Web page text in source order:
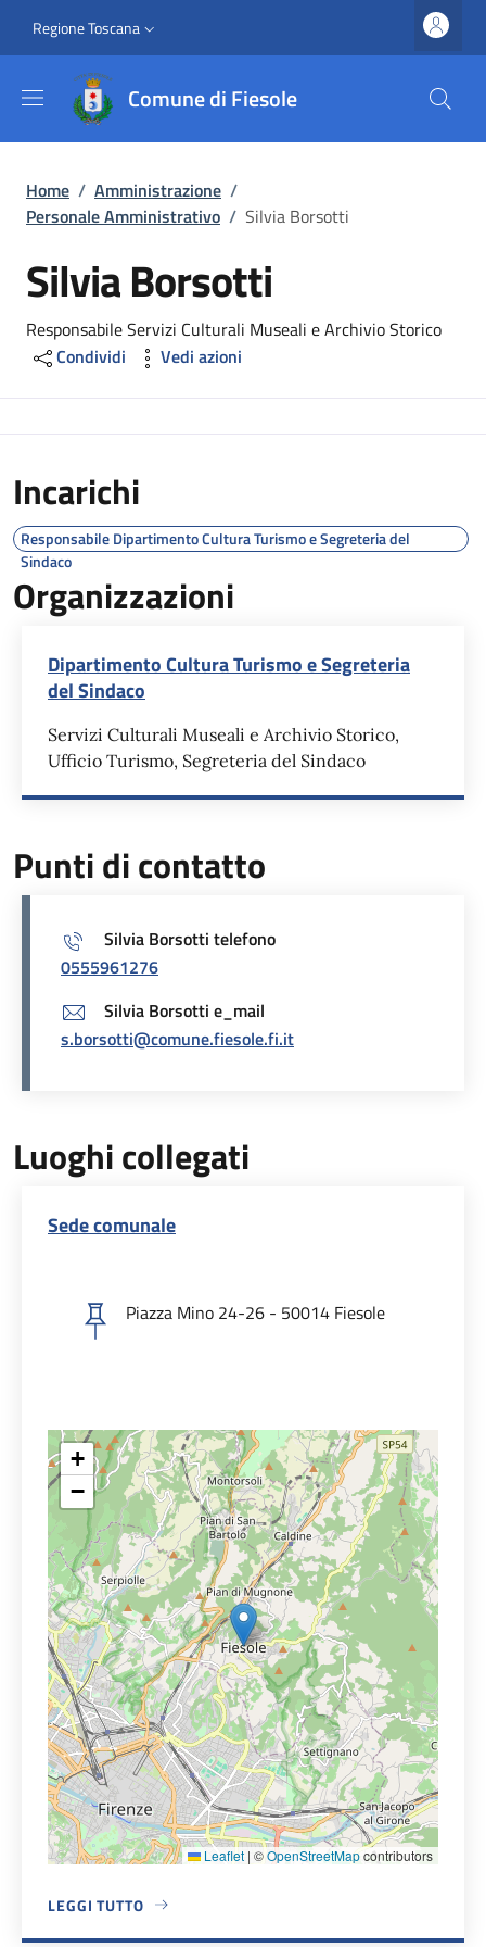
Slim top
Regione Toscana
Comune di Fiesole
Briciole di pane
Home / Amministrazione /
Personale Amministrativo / Silvia Borsotti
Silvia Borsotti
Responsabile Servizi Culturali Museali e Archivio Storico
Condividi
Vedi azioni
Incarichi
Responsabile Dipartimento Cultura Turismo e Segreteria del
Sindaco
Organizzazioni
Dipartimento Cultura Turismo e Segreteria
del Sindaco
Servizi Culturali Museali e Archivio Storico,
Ufficio Turismo, Segreteria del Sindaco
Punti di contatto
Silvia Borsotti telefono
0555961276
Silvia Borsotti e_mail
s.borsotti@comune.fiesole.fi.it
Luoghi collegati
Sede comunale
Piazza Mino 24-26 - 50014 Fiesole
+
−
Leaflet | ©OpenStreetMapcontributors
LEGGI TUTTO
A PROPOSITO DI SEDE COMUNALE